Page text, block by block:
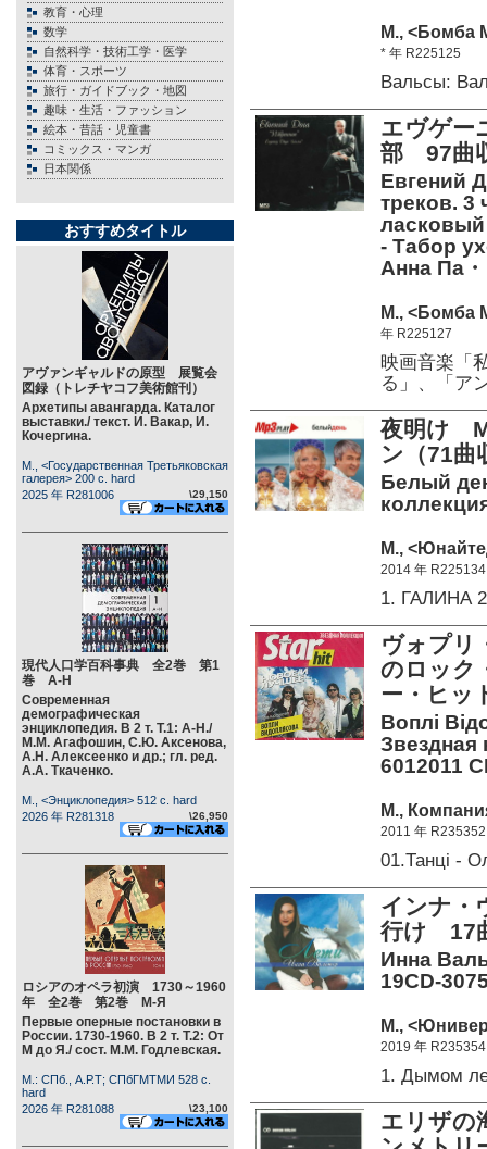
教育・心理
数学
自然科学・技術工学・医学
体育・スポーツ
旅行・ガイドブック・地図
趣味・生活・ファッション
絵本・昔話・児童書
コミックス・マンガ
日本関係
おすすめタイトル
アヴァンギャルドの原型 展覧会
図録（トレチヤコフ美術館刊）
Архетипы авангарда. Каталог
выставки./ текст. И. Вакар, И.
Кочергина.
М., <Государственная Третьяковская
галерея> 200 c. hard
2025 年 R281006
\29,150
現代人口学百科事典 全2巻 第1
巻 А-Н
Современная
демографическая
энциклопедия. В 2 т. Т.1: А-Н./
М.М. Агафошин, С.Ю. Аксенова,
А.Н. Алексеенко и др.; гл. ред.
А.А. Ткаченко.
М., <Энциклопедия> 512 c. hard
2026 年 R281318
\26,950
ロシアのオペラ初演 1730～1960
年 全2巻 第2巻 М-Я
Первые оперные постановки в
России. 1730-1960. В 2 т. Т.2: От
М до Я./ сост. М.М. Годлевская.
М.: СПб., А.Р.Т; СПбГМТМИ 528 c.
hard
2026 年 R281088
\23,100
М., <Бомба
* 年 R225125
Вальсы:
エヴゲ
部 97
Евгений
треков.
- Табор
Анна Па・
М., <Бомба
年 R225127
映画音楽「
る」、「ア
夜明け
ン（71曲
Белый
М.,
2014 年 R225134
1. ГАЛИНА
ヴォプリ
のロッ
ー・ヒ
Воплi
Звездная
6012011
М.,
2011 年 R235352
01.Танці -
インナ
行け 17
Инна
19CD-
М.,
2019 年 R235354
1. Дымом
エリザ